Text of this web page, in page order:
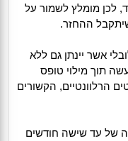
לכן מומלץ לשמור על
ההחזר.
אשר יינתן גם ללא
תוך מילוי טופס
הרלוונטיים, הקשורים
של עד שישה חודשים